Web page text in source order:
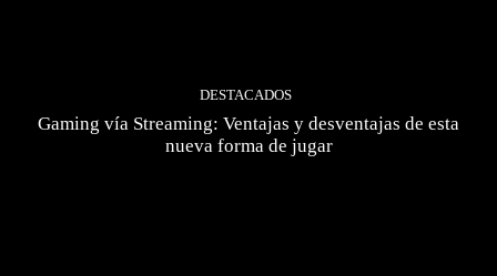
DESTACADOS
Gaming vía Streaming: Ventajas y desventajas de esta
nueva forma de jugar